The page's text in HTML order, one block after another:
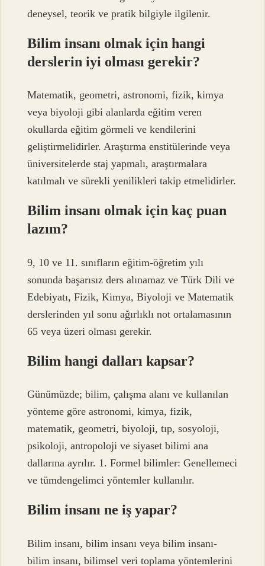
deneysel, teorik ve pratik bilgiyle ilgilenir.
Bilim insanı olmak için hangi
derslerin iyi olması gerekir?
Matematik, geometri, astronomi, fizik, kimya
veya biyoloji gibi alanlarda eğitim veren
okullarda eğitim görmeli ve kendilerini
geliştirmelidirler. Araştırma enstitülerinde veya
üniversitelerde staj yapmalı, araştırmalara
katılmalı ve sürekli yenilikleri takip etmelidirler.
Bilim insanı olmak için kaç puan
lazım?
9, 10 ve 11. sınıfların eğitim-öğretim yılı
sonunda başarısız ders alınamaz ve Türk Dili ve
Edebiyatı, Fizik, Kimya, Biyoloji ve Matematik
derslerinden yıl sonu ağırlıklı not ortalamasının
65 veya üzeri olması gerekir.
Bilim hangi dalları kapsar?
Günümüzde; bilim, çalışma alanı ve kullanılan
yönteme göre astronomi, kimya, fizik,
matematik, geometri, biyoloji, tıp, sosyoloji,
psikoloji, antropoloji ve siyaset bilimi ana
dallarına ayrılır. 1. Formel bilimler: Genellemeci
ve tümdengelimci yöntemler kullanılır.
Bilim insanı ne iş yapar?
Bilim insanı, bilim insanı veya bilim insanı-
bilim insanı, bilimsel veri toplama yöntemlerini